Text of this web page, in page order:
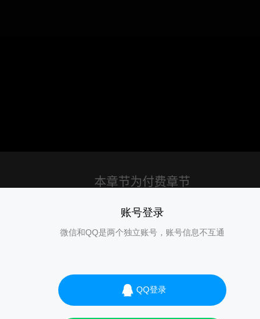
账号登录
微信和QQ是两个独立账号，账号信息不互通
QQ登录